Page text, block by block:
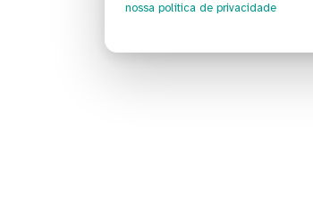
nossa política de privacidade